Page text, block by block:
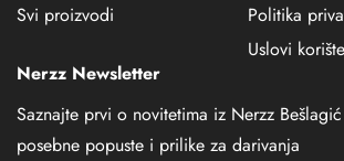
Svi proizvodi
Politika
Uslovi
Nerzz Newsletter
Saznajte prvi o novitetima iz Nerzz
posebne popuste i prilike za darivanja